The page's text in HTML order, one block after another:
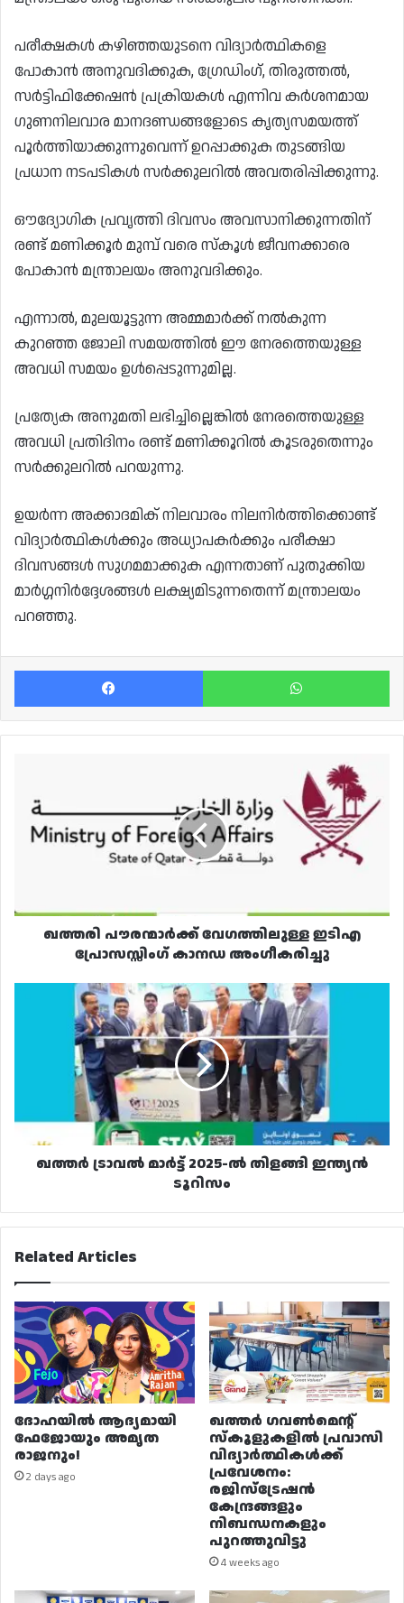
പരീക്ഷകൾ കഴിഞ്ഞയുടനെ വിദ്യാർത്ഥികളെ
പോകാൻ അനുവദിക്കുക, ഗ്രേഡിംഗ്, തിരുത്തൽ,
സർട്ടിഫിക്കേഷൻ പ്രക്രിയകൾ എന്നിവ കർശനമായ
ഗുണനിലവാര മാനദണ്ഡങ്ങളോടെ കൃത്യസമയത്ത്
പൂർത്തിയാക്കുന്നുവെന്ന് ഉറപ്പാക്കുക തുടങ്ങിയ
പ്രധാന നടപടികൾ സർക്കുലറിൽ അവതരിപ്പിക്കുന്നു.
ഔദ്യോഗിക പ്രവൃത്തി ദിവസം അവസാനിക്കുന്നതിന്
രണ്ട് മണിക്കൂർ മുമ്പ് വരെ സ്‌കൂൾ ജീവനക്കാരെ
പോകാൻ മന്ത്രാലയം അനുവദിക്കും.
എന്നാൽ, മുലയൂട്ടുന്ന അമ്മമാർക്ക് നൽകുന്ന
കുറഞ്ഞ ജോലി സമയത്തിൽ ഈ നേരത്തെയുള്ള
അവധി സമയം ഉൾപ്പെടുന്നുമില്ല.
പ്രത്യേക അനുമതി ലഭിച്ചില്ലെങ്കിൽ നേരത്തെയുള്ള
അവധി പ്രതിദിനം രണ്ട് മണിക്കൂറിൽ കൂടരുതെന്നും
സർക്കുലറിൽ പറയുന്നു.
ഉയർന്ന അക്കാദമിക് നിലവാരം നിലനിർത്തിക്കൊണ്ട്
വിദ്യാർത്ഥികൾക്കും അധ്യാപകർക്കും പരീക്ഷാ
ദിവസങ്ങൾ സുഗമമാക്കുക എന്നതാണ് പുതുക്കിയ
മാർഗ്ഗനിർദ്ദേശങ്ങൾ ലക്ഷ്യമിടുന്നതെന്ന് മന്ത്രാലയം
പറഞ്ഞു.
Facebook
വേഗത്തിലുള്ള
ഇടിഎ
പ്രോസസ്സിംഗ്
ഖത്തരി പൗരന്മാർക്ക് വേഗത്തിലുള്ള ഇടിഎ
പ്രോസസ്സിംഗ് കാനഡ അംഗീകരിച്ചു
ടൂറിസം
ഖത്തർ ട്രാവൽ മാർട്ട് 2025-ൽ തിളങ്ങി ഇന്ത്യൻ
ടൂറിസം
Related Articles
ദോഹയിൽ ആദ്യമായി
ഫേജോയും അമൃത
രാജനും!
2 days ago
ഖത്തർ ഗവൺമെന്റ്
സ്കൂളുകളിൽ പ്രവാസി
വിദ്യാർത്ഥികൾക്ക്
പ്രവേശനം:
രജിസ്ട്രേഷൻ
കേന്ദ്രങ്ങളും
നിബന്ധനകളും
പുറത്തുവിട്ടു
4 weeks ago